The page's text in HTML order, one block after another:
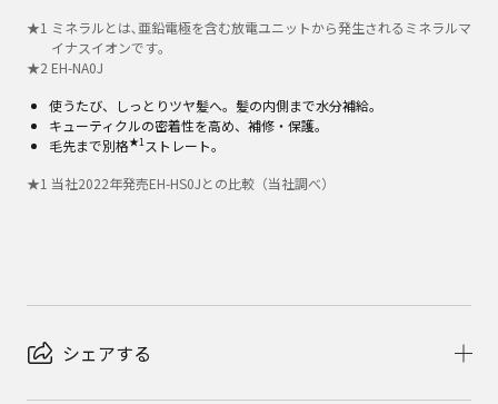
★1 ミネラルとは､亜鉛電極を含む放電ユニットから発生されるミネラルマ
イナスイオンです｡
★2 EH-NA0J
使うたび、しっとりツヤ髪へ。髪の内側まで水分補給。
キューティクルの密着性を高め、補修・保護。
毛先まで別格★1ストレート。
★1 当社2022年発売EH-HS0Jとの比較（当社調べ）
シェアする